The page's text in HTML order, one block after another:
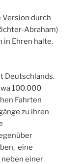
Version durch
Abraham)
in Ehren halte.
Deutschlands.
100.000
Fahrten
zu ihren
eine
einer